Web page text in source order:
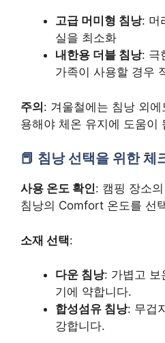
고급 머미형 침낭: 머
실을 최소화
내한용 더블 침낭: 극
가족이 사용할 경우
주의: 겨울철에는 침낭 외에
용해야 체온 유지에 도움이
침낭 선택을 위한 체
사용 온도 확인: 캠핑 장소의
침낭의 Comfort 온도를 선
소재 선택:
다운 침낭: 가볍고 보
기에 약합니다.
합성섬유 침낭: 무겁
강합니다.